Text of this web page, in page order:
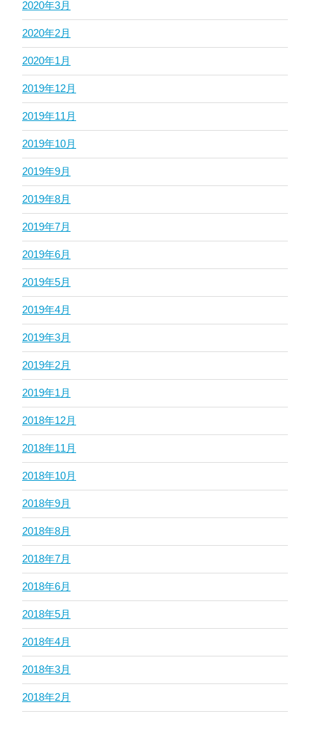
2020年3月
2020年2月
2020年1月
2019年12月
2019年11月
2019年10月
2019年9月
2019年8月
2019年7月
2019年6月
2019年5月
2019年4月
2019年3月
2019年2月
2019年1月
2018年12月
2018年11月
2018年10月
2018年9月
2018年8月
2018年7月
2018年6月
2018年5月
2018年4月
2018年3月
2018年2月